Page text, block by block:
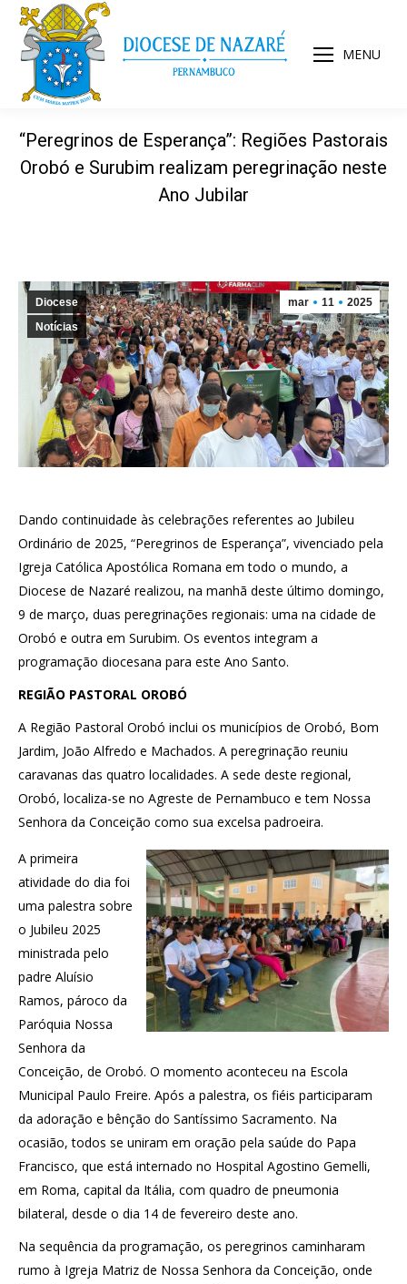
MENU
“Peregrinos de Esperança”: Regiões Pastorais
Orobó e Surubim realizam peregrinação neste
Ano Jubilar
mar 11 2025
Diocese
Notícias
Dando continuidade às celebrações referentes ao Jubileu
Ordinário de 2025, “Peregrinos de Esperança”, vivenciado pela
Igreja Católica Apostólica Romana em todo o mundo, a
Diocese de Nazaré realizou, na manhã deste último domingo,
9 de março, duas peregrinações regionais: uma na cidade de
Orobó e outra em Surubim. Os eventos integram a
programação diocesana para este Ano Santo.
REGIÃO PASTORAL OROBÓ
A Região Pastoral Orobó inclui os municípios de Orobó, Bom
Jardim, João Alfredo e Machados. A peregrinação reuniu
caravanas das quatro localidades. A sede deste regional,
Orobó, localiza-se no Agreste de Pernambuco e tem Nossa
Senhora da Conceição como sua excelsa padroeira.
A primeira
atividade do dia foi
uma palestra sobre
o Jubileu 2025
ministrada pelo
padre Aluísio
Ramos, pároco da
Paróquia Nossa
Senhora da
Conceição, de Orobó. O momento aconteceu na Escola
Municipal Paulo Freire. Após a palestra, os fiéis participaram
da adoração e bênção do Santíssimo Sacramento. Na
ocasião, todos se uniram em oração pela saúde do Papa
Francisco, que está internado no Hospital Agostino Gemelli,
em Roma, capital da Itália, com quadro de pneumonia
bilateral, desde o dia 14 de fevereiro deste ano.
Na sequência da programação, os peregrinos caminharam
rumo à Igreja Matriz de Nossa Senhora da Conceição, onde